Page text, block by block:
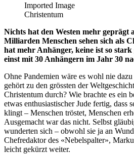
Imported Image
Christentum
Nichts hat den Westen mehr geprägt
Milliarden Menschen sehen sich als
hat mehr Anhänger, keine ist so stark
einst mit 30 Anhängern im Jahr 30
Ohne Pandemien wäre es wohl nie
gehört zu den grössten der
Christentum durch? Wie brachte es ein
etwas enthusiastischer Jude fertig, dass
klingt – Menschen tröstet, Menschen
Ausgemacht war das nicht. Selbst
wunderten sich – obwohl sie ja an
Chefredaktor des «Nebelspalter»,
leicht gekürzt weiter.